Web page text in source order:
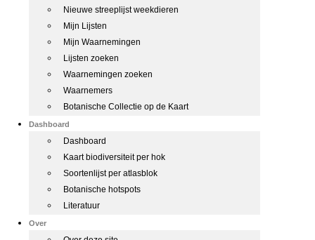
Nieuwe streeplijst weekdieren
Mijn Lijsten
Mijn Waarnemingen
Lijsten zoeken
Waarnemingen zoeken
Waarnemers
Botanische Collectie op de Kaart
Dashboard
Dashboard
Kaart biodiversiteit per hok
Soortenlijst per atlasblok
Botanische hotspots
Literatuur
Over